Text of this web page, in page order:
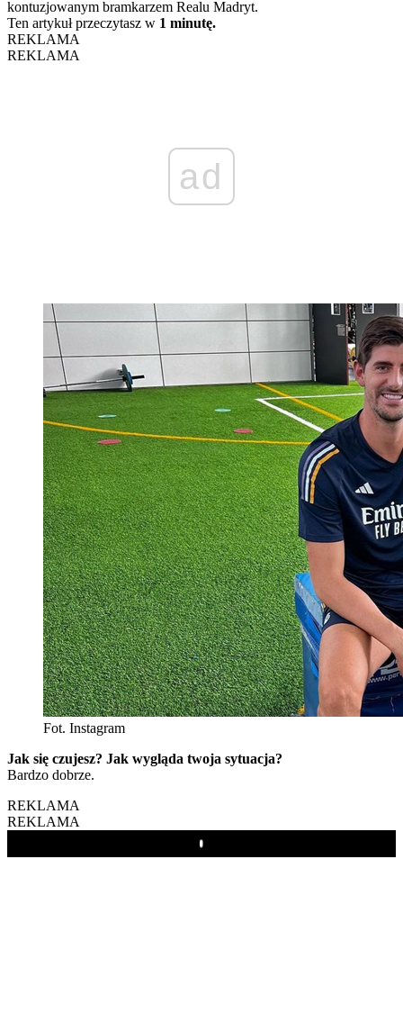
kontuzjowanym bramkarzem Realu Madryt.
Ten artykuł przeczytasz w 1 minutę.
REKLAMA
REKLAMA
ad
Fot. Instagram
Jak się czujesz? Jak wygląda twoja sytuacja?
Bardzo dobrze.
REKLAMA
REKLAMA
Play